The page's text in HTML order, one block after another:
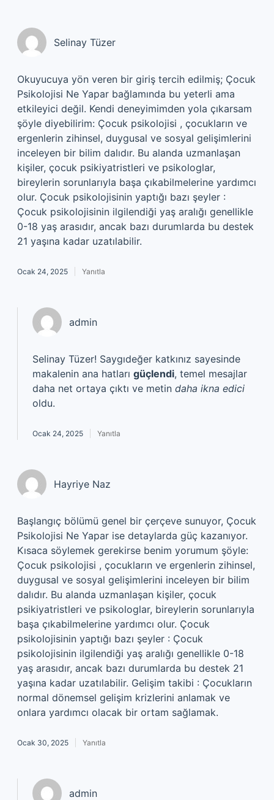
Selinay Tüzer
Okuyucuya yön veren bir giriş tercih edilmiş; Çocuk
Psikolojisi Ne Yapar bağlamında bu yeterli ama
etkileyici değil. Kendi deneyimimden yola çıkarsam
şöyle diyebilirim: Çocuk psikolojisi , çocukların ve
ergenlerin zihinsel, duygusal ve sosyal gelişimlerini
inceleyen bir bilim dalıdır. Bu alanda uzmanlaşan
kişiler, çocuk psikiyatristleri ve psikologlar,
bireylerin sorunlarıyla başa çıkabilmelerine yardımcı
olur. Çocuk psikolojisinin yaptığı bazı şeyler :
Çocuk psikolojisinin ilgilendiği yaş aralığı genellikle
0-18 yaş arasıdır, ancak bazı durumlarda bu destek
21 yaşına kadar uzatılabilir.
Ocak 24, 2025 Yanıtla
admin
Selinay Tüzer! Saygıdeğer katkınız sayesinde
makalenin ana hatları güçlendi, temel mesajlar
daha net ortaya çıktı ve metin daha ikna edici
oldu.
Ocak 24, 2025 Yanıtla
Hayriye Naz
Başlangıç bölümü genel bir çerçeve sunuyor, Çocuk
Psikolojisi Ne Yapar ise detaylarda güç kazanıyor.
Kısaca söylemek gerekirse benim yorumum şöyle:
Çocuk psikolojisi , çocukların ve ergenlerin zihinsel,
duygusal ve sosyal gelişimlerini inceleyen bir bilim
dalıdır. Bu alanda uzmanlaşan kişiler, çocuk
psikiyatristleri ve psikologlar, bireylerin sorunlarıyla
başa çıkabilmelerine yardımcı olur. Çocuk
psikolojisinin yaptığı bazı şeyler : Çocuk
psikolojisinin ilgilendiği yaş aralığı genellikle 0-18
yaş arasıdır, ancak bazı durumlarda bu destek 21
yaşına kadar uzatılabilir. Gelişim takibi : Çocukların
normal dönemsel gelişim krizlerini anlamak ve
onlara yardımcı olacak bir ortam sağlamak.
Ocak 30, 2025 Yanıtla
admin